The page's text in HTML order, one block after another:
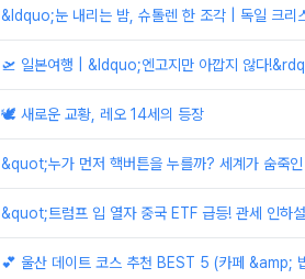
&ldquo;눈 내리는 밤, 슈톨렌 한 조각 | 독일 크리
🛫 일본여행 | &ldquo;엔고지만 아깝지 않다
🕊️ 새로운 교황, 레오 14세의 등장
&quot;누가 먼저 핵버튼을 누를까? 세계가 숨죽
&quot;트럼프 입 열자 중국 ETF 급등! 관세 인하
💕 울산 데이트 코스 추천 BEST 5 (카페 &amp;